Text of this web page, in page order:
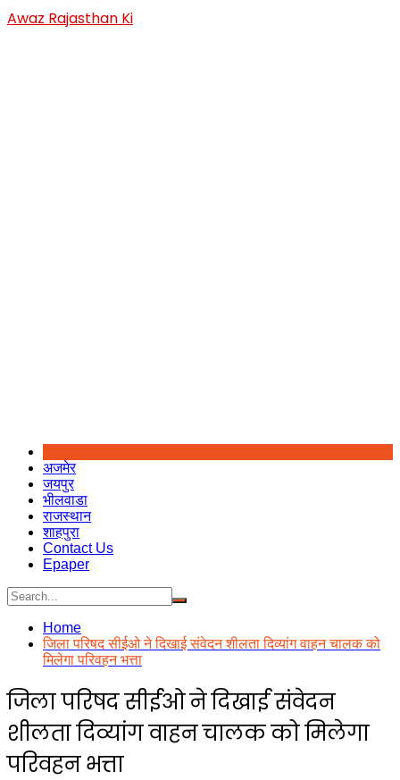
Skip
to
Awaz Rajasthan Ki
अजमेर
जयपुर
भीलवाडा
राजस्थान
शाहपुरा
Contact Us
Epaper
Home
जिला परिषद सीईओ ने दिखाई संवेदन शीलता दिव्यांग वाहन चालक को
मिलेगा परिवहन भत्ता
जिला परिषद सीईओ ने दिखाई संवेदन
शीलता दिव्यांग वाहन चालक को मिलेगा
परिवहन भत्ता